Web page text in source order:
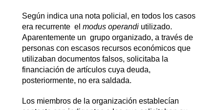
Según indica una nota policial, en todos los casos
era recurrente el modus operandiutilizado.
Aparentemente un grupo organizado, a través de
personas con escasos recursos económicos que
utilizaban documentos falsos, solicitaba la
financiación de artículos cuya deuda,
posteriormente, no era saldada.
Los miembros de la organización establecían